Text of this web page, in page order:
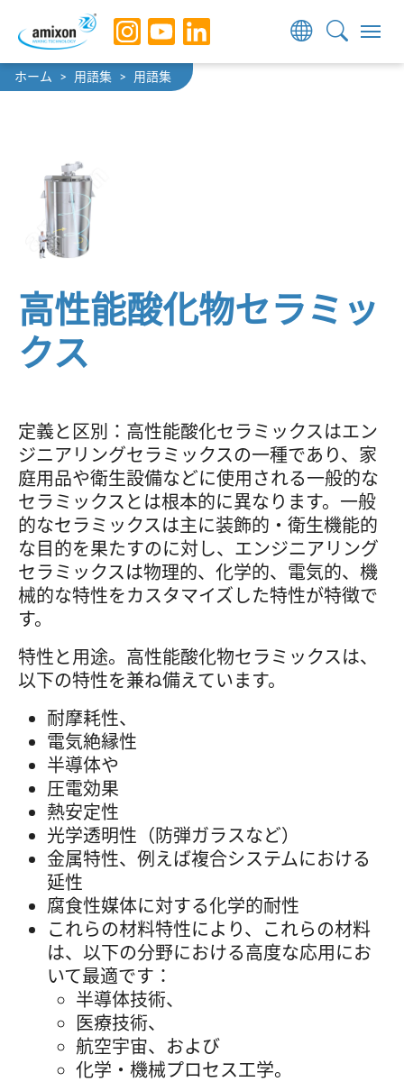
Skip to main navigation
Skip to main content
Skip to page footer
You are here:
ホーム 用語集 用語集
高性能酸化物セラミッ
クス
定義と区別：高性能酸化セラミックスはエン
ジニアリングセラミックスの一種であり、家
庭用品や衛生設備などに使用される一般的な
セラミックスとは根本的に異なります。一般
的なセラミックスは主に装飾的・衛生機能的
な目的を果たすのに対し、エンジニアリング
セラミックスは物理的、化学的、電気的、機
械的な特性をカスタマイズした特性が特徴で
す。
特性と用途。高性能酸化物セラミックスは、
以下の特性を兼ね備えています。
耐摩耗性、
電気絶縁性
半導体や
圧電効果
熱安定性
光学透明性（防弾ガラスなど）
金属特性、例えば複合システムにおける
延性
腐食性媒体に対する化学的耐性
これらの材料特性により、これらの材料
は、以下の分野における高度な応用にお
いて最適です：
半導体技術、
医療技術、
航空宇宙、および
化学・機械プロセス工学。